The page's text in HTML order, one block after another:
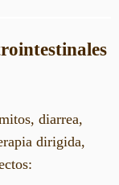
diarrea,
dirigida,